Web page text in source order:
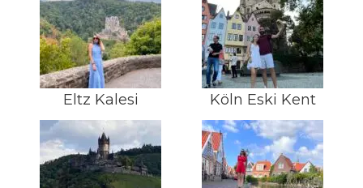
Eltz Kalesi Köln Eski Kent